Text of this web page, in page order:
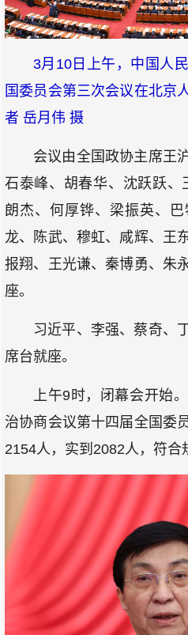
3月10日上午，中国人
国委员会第三次会议在北京
者 岳月伟 摄
会议由全国政协主席王
石泰峰、胡春华、沈跃跃、
朗杰、何厚铧、梁振英、
龙、陈武、穆虹、咸辉、王
报翔、王光谦、秦博勇、朱
座。
习近平、李强、蔡奇、
席台就座。
上午9时，闭幕会开始
治协商会议第十四届全国委
2154人，实到2082人，符合